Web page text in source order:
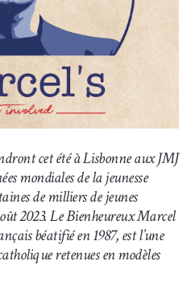
cet été à Lisbonne aux JMJ
mondiales de la jeunesse
de milliers de jeunes
2023. Le Bienheureux Marcel
béatifié en 1987, est l’une
retenues en modèles